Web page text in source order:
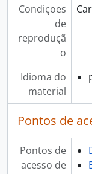
Condiçoes
de
reproduçã
o
Idioma do
material
Pontos de
Pontos de
acesso de